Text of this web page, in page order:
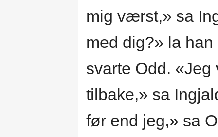
mig værst,» sa
med dig?» la
svarte Odd. «Jeg
tilbake,» sa
før end jeg,» sa